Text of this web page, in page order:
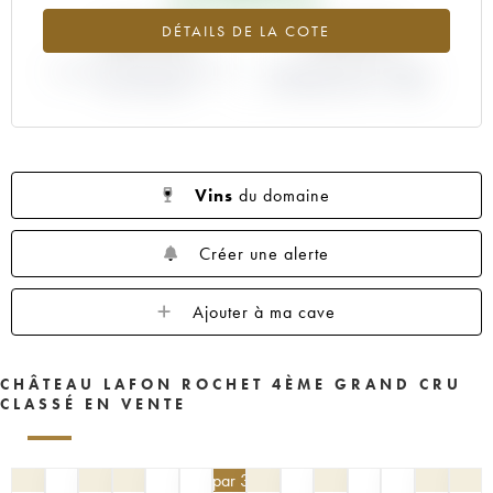
DÉTAILS DE LA COTE
+69.4% -16.67%
Vins du domaine
Créer une alerte
Ajouter à ma cave
CHÂTEAU LAFON ROCHET 4ÈME GRAND CRU
CLASSÉ EN VENTE
par 3 | -10%